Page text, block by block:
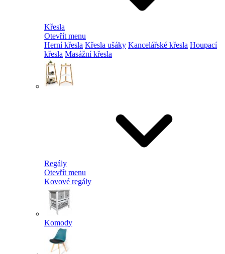
Křesla
Otevřít menu
Herní křesla Křesla ušáky Kancelářské křesla Houpací
křesla Masážní křesla
Regály
Otevřít menu
Kovové regály
Komody